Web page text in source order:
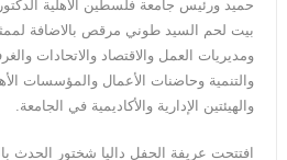
حميد ورئيس جامعة فلسطين الاهلية
بيت لحم السيد طوني مرقص بالاضافة
ومديريات العمل والاقتصاد والاتحادات
والتنمية وحاضنات الأعمال والمؤسسات
والهيئتين الإدارية والأكاديمية في الجامعة.
افتتحت عريفة الحفل داليا شختور الحدث